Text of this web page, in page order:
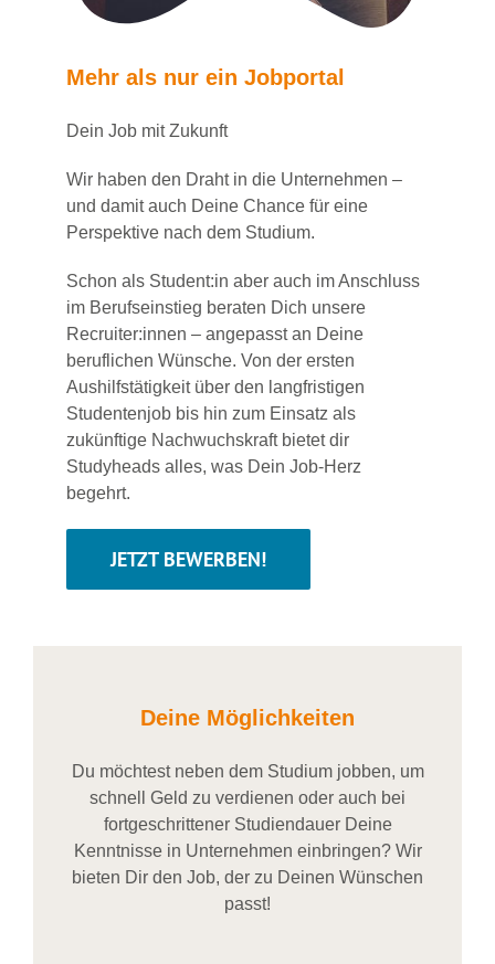
Mehr als nur ein Jobportal
Dein Job mit Zukunft
Wir haben den Draht in die Unternehmen –
und damit auch Deine Chance für eine
Perspektive nach dem Studium.
Schon als Student:in aber auch im Anschluss
im Berufseinstieg beraten Dich unsere
Recruiter:innen – angepasst an Deine
beruflichen Wünsche. Von der ersten
Aushilfstätigkeit über den langfristigen
Studentenjob bis hin zum Einsatz als
zukünftige Nachwuchskraft bietet dir
Studyheads alles, was Dein Job-Herz
begehrt.
JETZT BEWERBEN!
Deine Möglichkeiten
Du möchtest neben dem Studium jobben, um
schnell Geld zu verdienen oder auch bei
fortgeschrittener Studiendauer Deine
Kenntnisse in Unternehmen einbringen? Wir
bieten Dir den Job, der zu Deinen Wünschen
passt!